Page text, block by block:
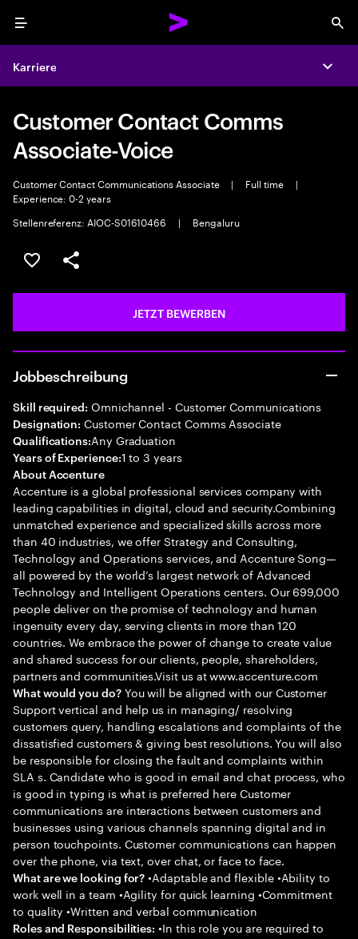
Menu
Karriere
Customer Contact Comms
Associate-Voice
Customer Contact Communications Associate | Full time
|
Experience: 0-2 years
Stellenreferenz: AIOC-S01610466
| Bengaluru
JOB SPEICHERN
Teilen
JETZT BEWERBEN
Jobbeschreibung
Skill required: Omnichannel - Customer Communications
Designation: Customer Contact Comms Associate
Qualifications:Any Graduation
Years of Experience:1 to 3 years
About Accenture
Accenture is a global professional services company with
leading capabilities in digital, cloud and security.Combining
unmatched experience and specialized skills across more
than 40 industries, we offer Strategy and Consulting,
Technology and Operations services, and Accenture Song—
all powered by the world’s largest network of Advanced
Technology and Intelligent Operations centers. Our 699,000
people deliver on the promise of technology and human
ingenuity every day, serving clients in more than 120
countries. We embrace the power of change to create value
and shared success for our clients, people, shareholders,
partners and communities.Visit us at www.accenture.com
What would you do?You will be aligned with our Customer
Support vertical and help us in managing/ resolving
customers query, handling escalations and complaints of the
dissatisfied customers & giving best resolutions. You will also
be responsible for closing the fault and complaints within
SLA s. Candidate who is good in email and chat process, who
is good in typing is what is preferred here Customer
communications are interactions between customers and
businesses using various channels spanning digital and in
person touchpoints. Customer communications can happen
over the phone, via text, over chat, or face to face.
What are we looking for? •Adaptable and flexible •Ability to
work well in a team •Agility for quick learning •Commitment
to quality •Written and verbal communication
Roles and Responsibilities: •In this role you are required to